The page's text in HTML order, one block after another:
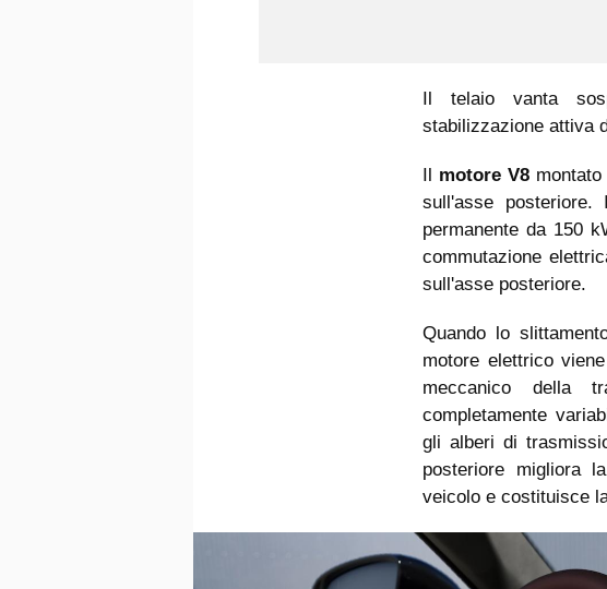
Il telaio vanta
stabilizzazione attiva
Il motore V8
sull'asse
permanente da 150
commutazione
sull'asse posteriore.
Quando lo
motore elettrico
meccanico della
completamente
gli alberi di
posteriore migliora
veicolo e costituisce